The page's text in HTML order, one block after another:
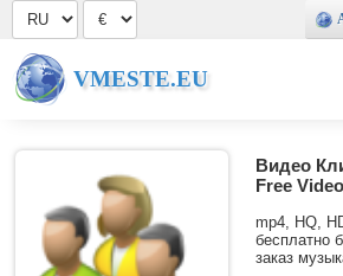
VMESTE.EU
Видео
Free
mp4, HQ,
бесплатно
заказ